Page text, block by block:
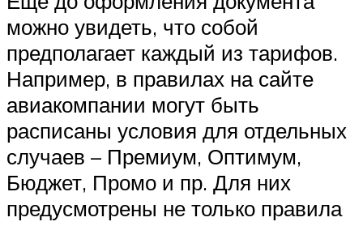
можно увидеть, что собой
предполагает каждый из тарифов.
Например, в правилах на сайте
авиакомпании могут быть
расписаны условия для отдельных
случаев – Премиум, Оптимум,
Бюджет, Промо и пр. Для них
предусмотрены не только правила